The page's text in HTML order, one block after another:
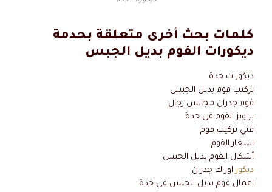
كلمات بحث أخرى متعلقة بحدمة
ديكورات الفوم بديل الجبس
ديكورات جدة
تركيب فوم بديل الجبس
فوم جدران مجالس رجال
براويز الفوم في جدة
فني تركيب فوم
اسعار الفوم
أشكال الفوم بديل الجبس
ديكوراوراك جدران
اعمال فوم بديل الجبس في جدة